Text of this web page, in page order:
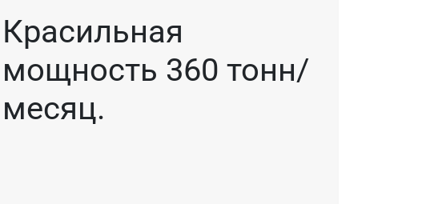
Красильная
мощность 360 тонн/
месяц.